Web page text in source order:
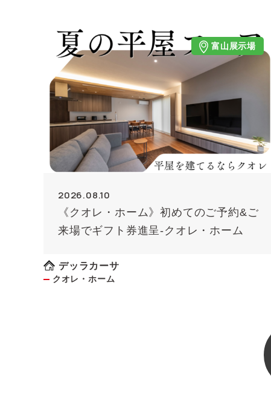
富山展示場
2026.08.10
《クオレ・ホーム》初めてのご予約&ご
来場でギフト券進呈-クオレ・ホーム
デッラカーサ
クオレ・ホーム